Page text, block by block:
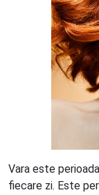
Vara este
fiecare zi. Este